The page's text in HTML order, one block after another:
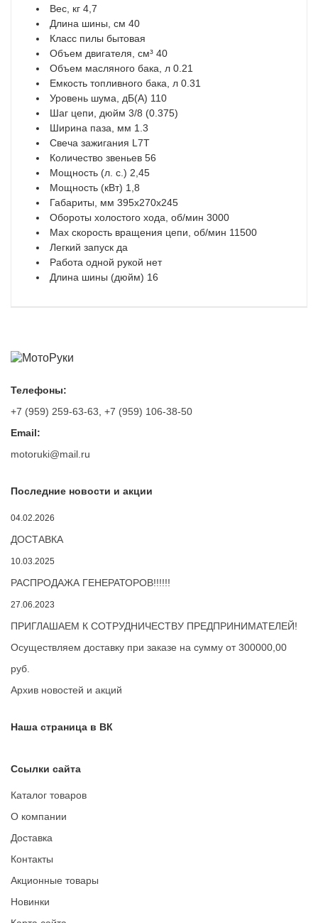
Вес, кг 4,7
Длина шины, см 40
Класс пилы бытовая
Объем двигателя, см³ 40
Объем масляного бака, л 0.21
Емкость топливного бака, л 0.31
Уровень шума, дБ(А) 110
Шаг цепи, дюйм 3/8 (0.375)
Ширина паза, мм 1.3
Свеча зажигания L7T
Количество звеньев 56
Мощность (л. с.) 2,45
Мощность (кВт) 1,8
Габариты, мм 395х270х245
Обороты холостого хода, об/мин 3000
Мах скорость вращения цепи, об/мин 11500
Легкий запуск да
Работа одной рукой нет
Длина шины (дюйм) 16
Телефоны:
+7 (959) 259-63-63 +7 (959) 106-38-50
Email:
motoruki@mail.ru
Последние новости и акции
04.02.2026
ДОСТАВКА
10.03.2025
РАСПРОДАЖА ГЕНЕРАТОРОВ!!!!!!
27.06.2023
ПРИГЛАШАЕМ К СОТРУДНИЧЕСТВУ ПРЕДПРИНИМАТЕЛЕЙ!
Осуществляем доставку при заказе на сумму от 300000,00
руб.
Архив новостей и акций
Наша страница в ВК
Ссылки сайта
Каталог товаров
О компании
Доставка
Контакты
Акционные товары
Новинки